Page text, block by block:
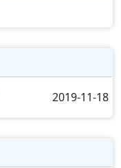
2019-11-18